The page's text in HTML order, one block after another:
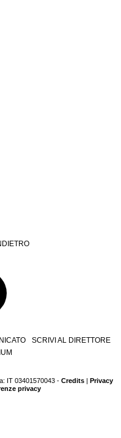
SCRIVI AL DIRETTORE
IT 03401570043 - Credits
Privacy
privacy